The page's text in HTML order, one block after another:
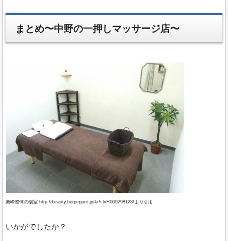
まとめ〜中野の一押しマッサージ店〜
楽峰整体の個室 http://beauty.hotpepper.jp/kr/slnH000298128/より引用
いかがでしたか？